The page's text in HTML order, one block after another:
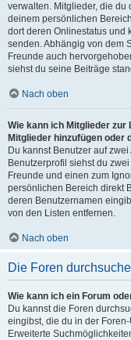
verwalten. Mitglieder, die du
deinem persönlichen
dort deren Onlinestatus und
senden. Abhängig von dem
Freunde auch
siehst du seine Beiträge
Nach oben
Wie kann ich Mitglieder
Mitglieder hinzufügen oder
Du kannst Benutzer auf
Benutzerprofil siehst du
Freunde und einen zum
persönlichen Bereich direkt
deren Benutzernamen
von den Listen entfernen.
Nach oben
Die Foren
Wie kann ich ein Forum
Du kannst die Foren
eingibst, die du in der
Erweiterte